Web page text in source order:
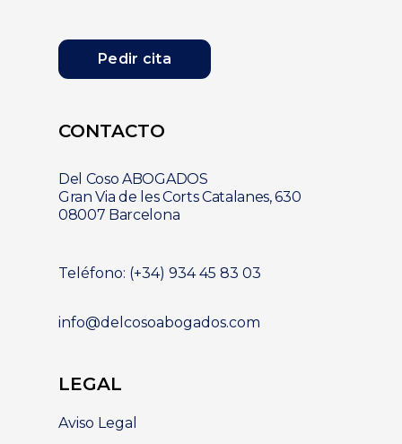
Pedir cita
CONTACTO
Del Coso ABOGADOS
Gran Via de les Corts Catalanes, 630
08007 Barcelona
Teléfono: (+34) 934 45 83 03
info@delcosoabogados.com
LEGAL
Aviso Legal